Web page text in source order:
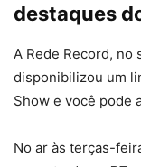
destaques
A Rede Record,
disponibilizou um
Show e você pode
No ar às terças-